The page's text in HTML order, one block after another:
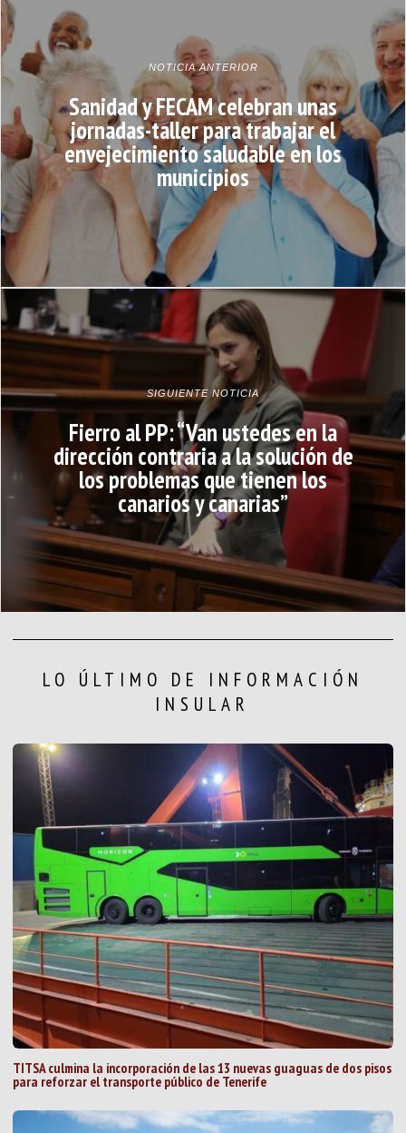
NOTICIA ANTERIOR
Sanidad y FECAM celebran unas
jornadas-taller para trabajar el
envejecimiento saludable en los
municipios
SIGUIENTE NOTICIA
Fierro al PP: “Van ustedes en la
dirección contraria a la solución de
los problemas que tienen los
canarios y canarias”
LO ÚLTIMO DE INFORMACIÓN
INSULAR
TITSA culmina la incorporación de las 13 nuevas guaguas de dos pisos
para reforzar el transporte público de Tenerife